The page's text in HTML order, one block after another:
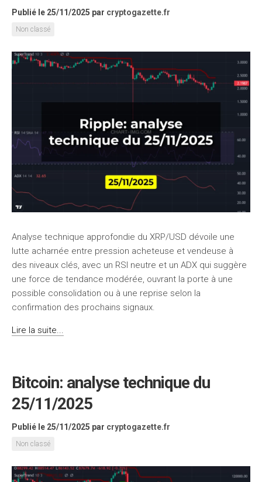
Publié le 25/11/2025 par cryptogazette.fr
Non classé
Analyse technique approfondie du XRP/USD dévoile une
lutte acharnée entre pression acheteuse et vendeuse à
des niveaux clés, avec un RSI neutre et un ADX qui suggère
une force de tendance modérée, ouvrant la porte à une
possible consolidation ou à une reprise selon la
confirmation des prochains signaux.
Lire la suite...
Bitcoin: analyse technique du
25/11/2025
Publié le 25/11/2025 par cryptogazette.fr
Non classé